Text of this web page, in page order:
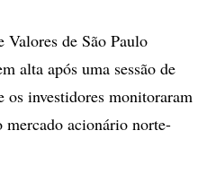
de São Paulo
alta após uma sessão de
investidores monitoraram
mercado acionário norte-